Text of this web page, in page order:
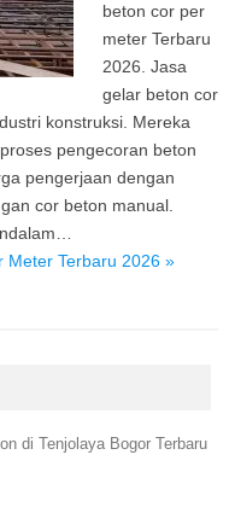
beton cor per
meter Terbaru
2026. Jasa
gelar beton cor
konstruksi. Mereka
pengecoran beton
pengerjaan dengan
cor beton manual.
Meter Terbaru 2026 »
di Tenjolaya Bogor Terbaru